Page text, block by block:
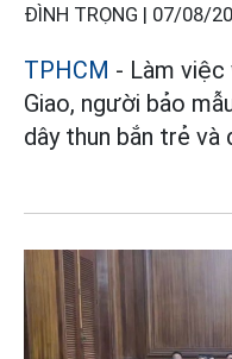
ĐÌNH TRỌNG | 07/08/
TPHCM - Làm việc
Giao, người bảo
dây thun bắn trẻ và